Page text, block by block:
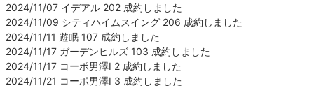
2024/11/07 イデアル 202 成約しました
2024/11/09 シティハイムスイング 206 成約しました
2024/11/11 遊眠 107 成約しました
2024/11/17 ガーデンヒルズ 103 成約しました
2024/11/17 コーポ男澤Ⅰ 2 成約しました
2024/11/21 コーポ男澤Ⅰ 3 成約しました